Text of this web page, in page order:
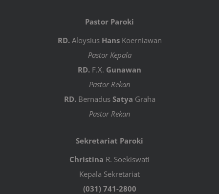
Pastor Paroki
RD.Aloysius HansKoerniawan
Pastor Kepala
RD. F.X. Gunawan
Pastor Rekan
RD.Bernadus Satya Graha
Pastor Rekan
Sekretariat Paroki
Christina R. Soekiswati
Kepala Sekretariat
(031) 741-2800